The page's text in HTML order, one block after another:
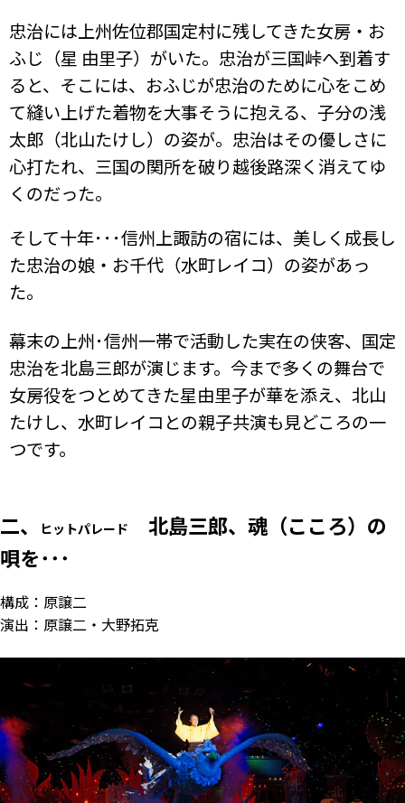
忠治には上州佐位郡国定村に残してきた女房・お
ふじ（星 由里子）がいた。忠治が三国峠へ到着す
ると、そこには、おふじが忠治のために心をこめ
て縫い上げた着物を大事そうに抱える、子分の浅
太郎（北山たけし）の姿が。忠治はその優しさに
心打たれ、三国の関所を破り越後路深く消えてゆ
くのだった。
そして十年･･･信州上諏訪の宿には、美しく成長し
た忠治の娘・お千代（水町レイコ）の姿があっ
た。
幕末の上州･信州一帯で活動した実在の侠客、国定
忠治を北島三郎が演じます。今まで多くの舞台で
女房役をつとめてきた星由里子が華を添え、北山
たけし、水町レイコとの親子共演も見どころの一
つです。
二、 ヒットパレード
北島三郎、魂（こころ）の
唄を･･･
構成：原譲二
演出：原譲二・大野拓克